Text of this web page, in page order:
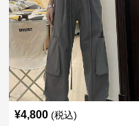
¥4,800 (税込)